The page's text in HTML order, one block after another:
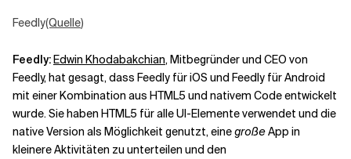
Feedly(Quelle)
Feedly:Edwin Khodabakchian, Mitbegründer und CEO von
Feedly, hat gesagt, dass Feedly für iOS und Feedly für Android
mit einer Kombination aus HTML5 und nativem Code entwickelt
wurde. Sie haben HTML5 für alle UI-Elemente verwendet und die
native Version als Möglichkeit genutzt, einegroßeApp in
kleinere Aktivitäten zu unterteilen und den